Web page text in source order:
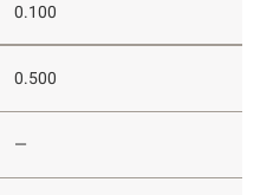
0.100
0.500
—